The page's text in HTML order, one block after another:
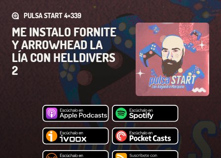
PULSA START 4×339
ME INSTALO FORNITE
Y ARROWHEAD LA
LÍA CON HELLDIVERS
2